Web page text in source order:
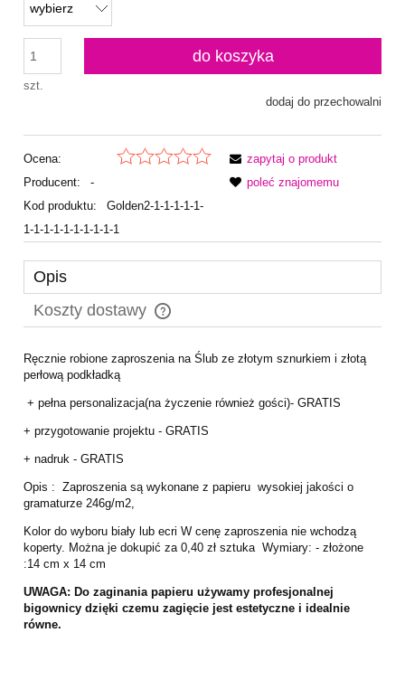
szt.
do koszyka
dodaj do przechowalni
Ocena:
Producent:
-
Kod produktu:
Golden2-1-1-1-1-1-
1-1-1-1-1-1-1-1-1-1
zapytaj o produkt
poleć znajomemu
Opis
Koszty dostawy
Cena nie zawiera ewentualnych kosztów płatności
Ręcznie robione zaproszenia na Ślub ze złotym sznurkiem i złotą
perłową podkładką
+ pełna personalizacja(na życzenie również gości)- GRATIS
+ przygotowanie projektu - GRATIS
+ nadruk - GRATIS
Opis : Zaproszenia są wykonane z papieru wysokiej jakości o
gramaturze 246g/m2,
Kolor do wyboru biały lub ecri W cenę zaproszenia nie wchodzą
koperty. Można je dokupić za 0,40 zł sztuka Wymiary: - złożone
:14 cm x 14 cm
UWAGA: Do zaginania papieru używamy profesjonalnej
bigownicy dzięki czemu zagięcie jest estetyczne i idealnie
równe.